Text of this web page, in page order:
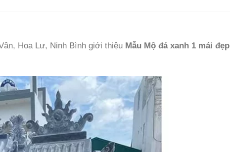
Hoa Lư, Ninh Bình giới thiệu Mẫu Mộ đá xanh 1 mái đẹp